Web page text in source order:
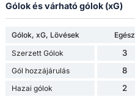
Gólok és várható gólok (xG)
Gólok, xG, Lövések Egész
Szerzett Gólok
3
Gól hozzájárulás 8
Hazai gólok 2